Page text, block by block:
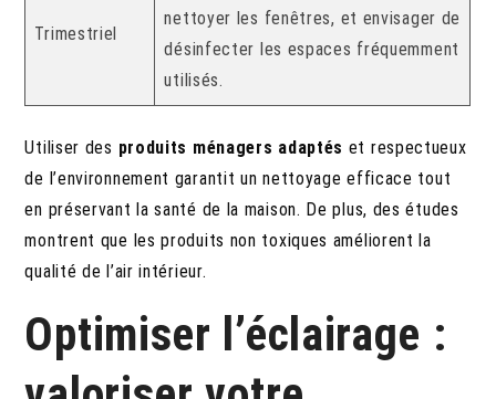
Trimestriel
nettoyer les fenêtres, et envisager de
désinfecter les espaces fréquemment
utilisés.
Utiliser des produits ménagers adaptés et respectueux
de l’environnement garantit un nettoyage efficace tout
en préservant la santé de la maison. De plus, des études
montrent que les produits non toxiques améliorent la
qualité de l’air intérieur.
Optimiser l’éclairage :